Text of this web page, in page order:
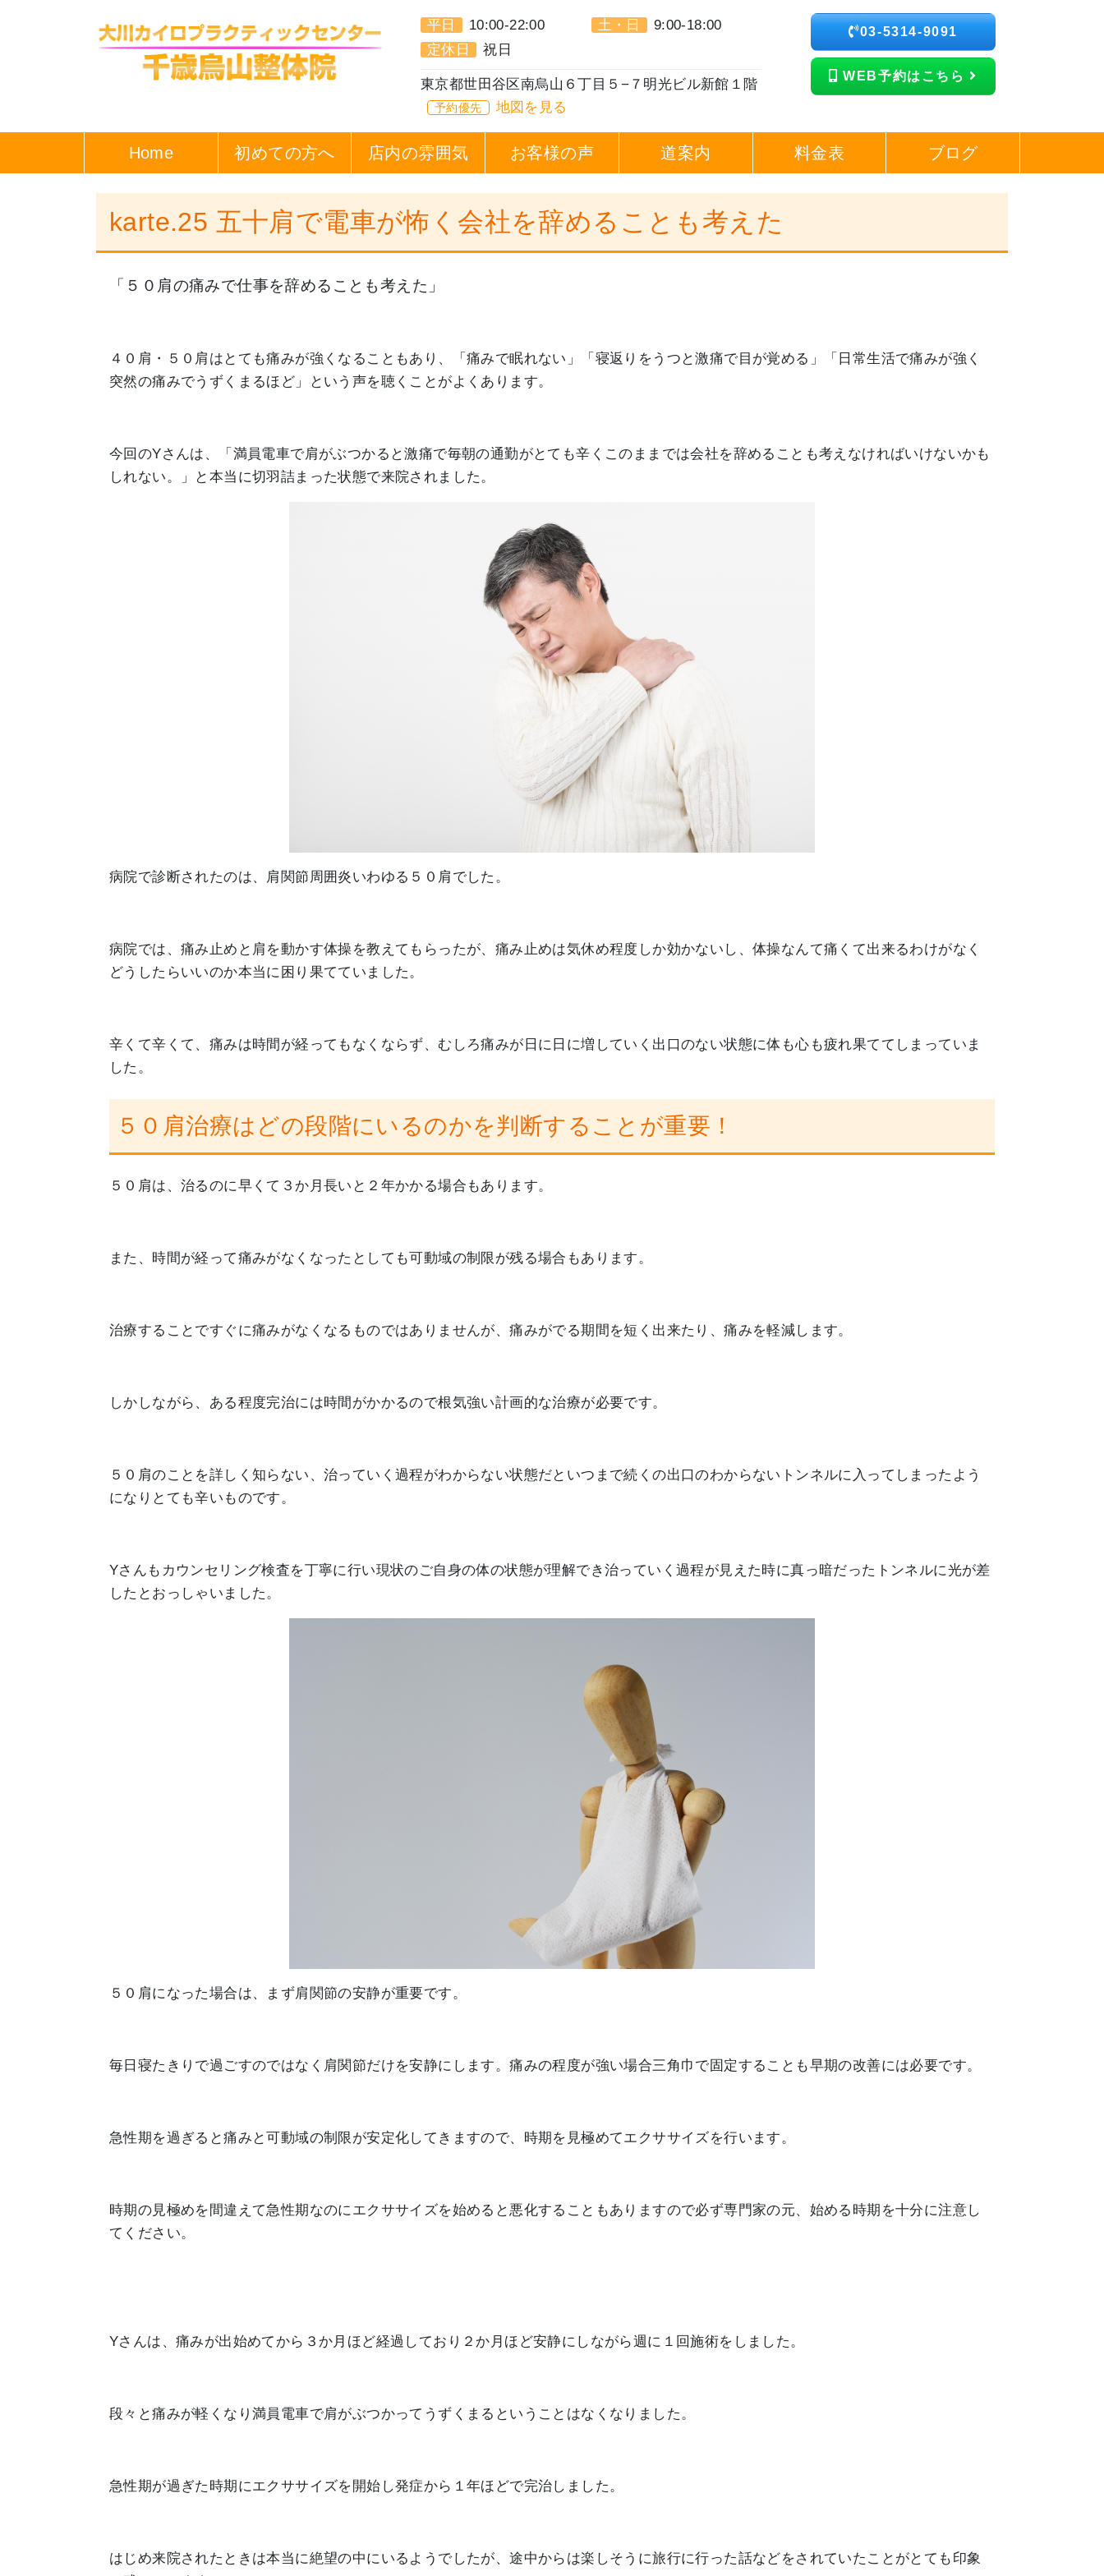
平日 10:00-22:00 土・日
9:00-18:00
定休日
祝日
東京都世田谷区南烏山６丁目５−７明光ビル新館１階
予約優先 地図を見る
03-5314-9091
WEB予約はこちら
Home 初めての方へ 店内の雰囲気 お客様の声 道案内 料金表 ブログ
karte.25 五十肩で電車が怖く会社を辞めることも考えた
「５０肩の痛みで仕事を辞めることも考えた」
４０肩・５０肩はとても痛みが強くなることもあり、「痛みで眠れない」「寝返りをうつと激痛で目が覚める」「日常生活で痛みが強く
突然の痛みでうずくまるほど」という声を聴くことがよくあります。
今回のYさんは、「満員電車で肩がぶつかると激痛で毎朝の通勤がとても辛くこのままでは会社を辞めることも考えなければいけないかも
しれない。」と本当に切羽詰まった状態で来院されました。
病院で診断されたのは、肩関節周囲炎いわゆる５０肩でした。
病院では、痛み止めと肩を動かす体操を教えてもらったが、痛み止めは気休め程度しか効かないし、体操なんて痛くて出来るわけがなく
どうしたらいいのか本当に困り果てていました。
辛くて辛くて、痛みは時間が経ってもなくならず、むしろ痛みが日に日に増していく出口のない状態に体も心も疲れ果ててしまっていま
した。
５０肩治療はどの段階にいるのかを判断することが重要！
５０肩は、治るのに早くて３か月長いと２年かかる場合もあります。
また、時間が経って痛みがなくなったとしても可動域の制限が残る場合もあります。
治療することですぐに痛みがなくなるものではありませんが、痛みがでる期間を短く出来たり、痛みを軽減します。
しかしながら、ある程度完治には時間がかかるので根気強い計画的な治療が必要です。
５０肩のことを詳しく知らない、治っていく過程がわからない状態だといつまで続くの出口のわからないトンネルに入ってしまったよう
になりとても辛いものです。
Yさんもカウンセリング検査を丁寧に行い現状のご自身の体の状態が理解でき治っていく過程が見えた時に真っ暗だったトンネルに光が差
したとおっしゃいました。
５０肩になった場合は、まず肩関節の安静が重要です。
毎日寝たきりで過ごすのではなく肩関節だけを安静にします。痛みの程度が強い場合三角巾で固定することも早期の改善には必要です。
急性期を過ぎると痛みと可動域の制限が安定化してきますので、時期を見極めてエクササイズを行います。
時期の見極めを間違えて急性期なのにエクササイズを始めると悪化することもありますので必ず専門家の元、始める時期を十分に注意し
てください。
Yさんは、痛みが出始めてから３か月ほど経過しており２か月ほど安静にしながら週に１回施術をしました。
段々と痛みが軽くなり満員電車で肩がぶつかってうずくまるということはなくなりました。
急性期が過ぎた時期にエクササイズを開始し発症から１年ほどで完治しました。
はじめ来院されたときは本当に絶望の中にいるようでしたが、途中からは楽しそうに旅行に行った話などをされていたことがとても印象